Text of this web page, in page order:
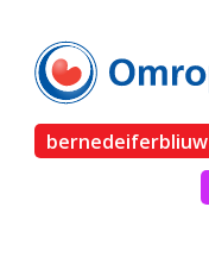
bernedeiferbliuw